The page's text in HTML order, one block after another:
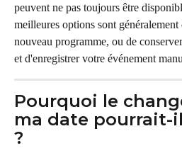
peuvent ne pas toujours être
meilleures options sont généralement
nouveau programme, ou de
et d'enregistrer votre événement
Pourquoi le
ma date pourrait-
?